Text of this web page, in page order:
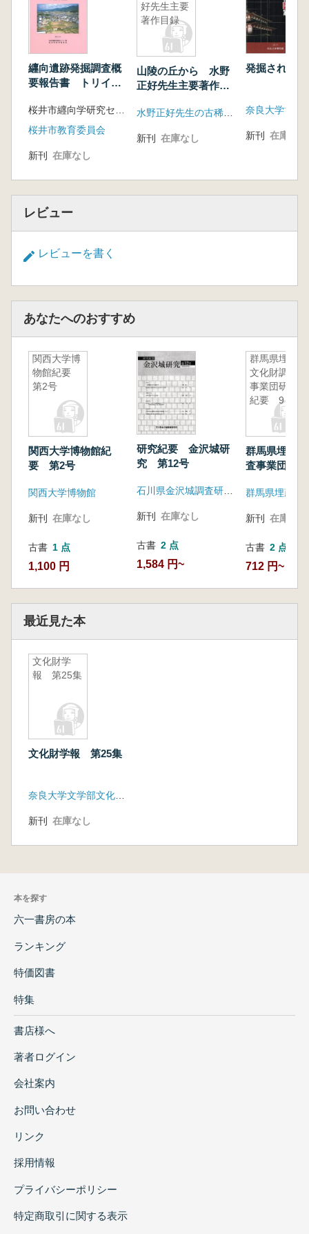
纒向遺跡発掘調査概
要報告書 トリイノ
調査
桜井市纒向学研究センター 編
桜井市教育委員会
新刊 在庫なし
好先生主要
著作目録
山陵の丘から 水野
正好先生主要著作目
新刊 在庫なし
発掘された
奈良大学博物
新刊 在庫なし
レビュー
レビューを書く
あなたへのおすすめ
関西大学博
物館紀要
第2号
関西大学博物館紀
要 第2号
関西大学博物館
新刊 在庫なし
古書 1 点
1,100 円
研究紀要 金沢城研
究 第12号
新刊 在庫なし
古書 2 点
1,584 円~
群馬県埋蔵
文化財調査
事業団研究
紀要 9
群馬県埋蔵
査事業団研
新刊 在庫なし
古書 2 点
712 円~
最近見た本
文化財学
報 第25集
文化財学報 第25集
新刊 在庫なし
本を探す
六一書房の本
ランキング
特価図書
特集
書店様へ
著者ログイン
会社案内
お問い合わせ
リンク
採用情報
プライバシーポリシー
特定商取引に関する表示